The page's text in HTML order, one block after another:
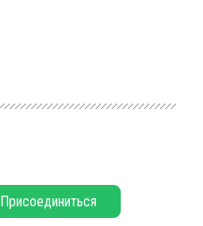
Присоединиться